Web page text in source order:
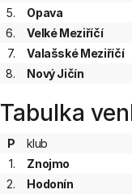
5.
Opava
6.
Velké Meziříčí
7.
Valašské Meziříčí
8.
Nový Jičín
Tabulka
P klub
1.
Znojmo
2.
Hodonín